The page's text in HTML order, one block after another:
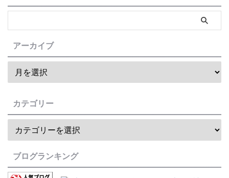
アーカイブ
カテゴリー
ブログランキング